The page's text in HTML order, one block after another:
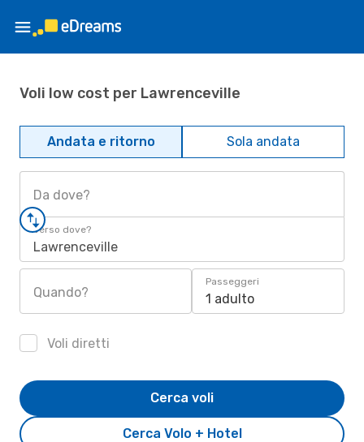
Voli low cost per Lawrenceville
Andata e ritorno Sola andata
Da dove?
Verso dove?
Lawrenceville
Quando?
Passeggeri
1 adulto
Voli diretti
Cerca Volo + Hotel
Cerca voli